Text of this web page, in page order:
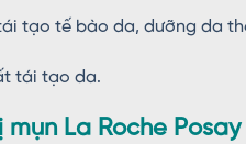
tạo tế bào da, dưỡng da
tái tạo da.
La Roche Posay